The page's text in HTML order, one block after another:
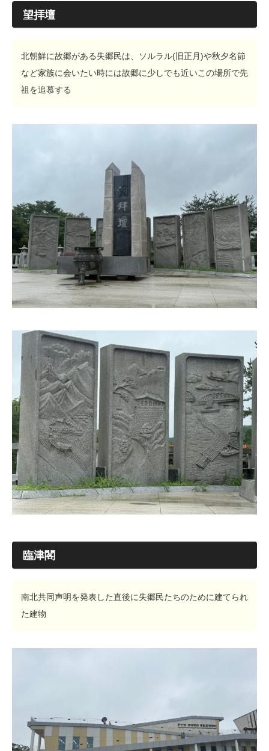
望拝壇
北朝鮮に故郷がある失郷民は、ソルラル(旧正月)や秋夕名節
など家族に会いたい時には故郷に少しでも近いこの場所で先
祖を追慕する
臨津閣
南北共同声明を発表した直後に失郷民たちのために建てられ
た建物